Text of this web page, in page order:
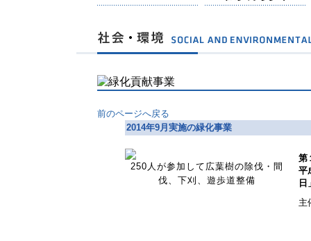
前のページへ戻る
2014年9月実施の緑化事業
250人が参加して広葉樹の除伐・間
伐、下刈、遊歩道整備
第
平
主